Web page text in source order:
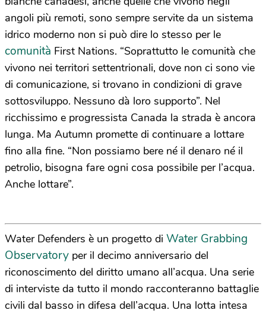
angoli più remoti, sono sempre servite da un sistema
idrico moderno non si può dire lo stesso per le
comunità First Nations. “Soprattutto le comunità che
vivono nei territori settentrionali, dove non ci sono vie
di comunicazione, si trovano in condizioni di grave
sottosviluppo. Nessuno dà loro supporto”. Nel
ricchissimo e progressista Canada la strada è ancora
lunga. Ma Autumn promette di continuare a lottare
fino alla fine. “Non possiamo bere né il denaro né il
petrolio, bisogna fare ogni cosa possibile per l’acqua.
Anche lottare”.
Water Defenders è un progetto di Water Grabbing
Observatory per il decimo anniversario del
riconoscimento del diritto umano all’acqua. Una serie
di interviste da tutto il mondo racconteranno battaglie
civili dal basso in difesa dell’acqua. Una lotta intesa